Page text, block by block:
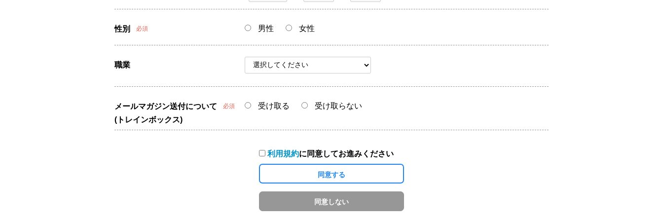
性別 必須 男性 女性
職業
メールマガジン送付について 必須
(トレインボックス)
受け取る 受け取らない
利用規約に同意してお進みください
同意する
同意しない